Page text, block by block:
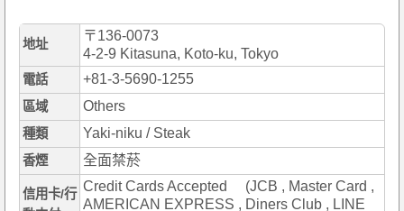
地址
〒136-0073
4-2-9 Kitasuna, Koto-ku, Tokyo
電話 +81-3-5690-1255
區域 Others
種類 Yaki-niku / Steak
香煙 全面禁菸
信用卡/行 Credit Cards Accepted (JCB , Master Card ,
AMERICAN EXPRESS , Diners Club , LINE